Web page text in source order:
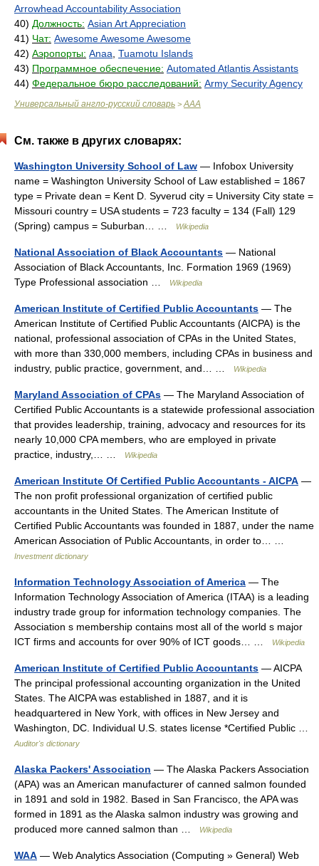
Arrowhead Accountability Association
40) Должность: Asian Art Appreciation
41) Чат: Awesome Awesome Awesome
42) Аэропорты: Anaa Tuamotu Islands
43) Программное обеспечение: Automated Atlantis Assistants
44) Федеральное бюро расследований: Army Security Agency
Универсальный англо-русский словарь > AAA
См. также в других словарях:
Washington University School of Law — Infobox University
name = Washington University School of Law established = 1867
type = Private dean = Kent D. Syverud city = University City state =
Missouri country = USA students = 723 faculty = 134 (Fall) 129
(Spring) campus = Suburban… …
Wikipedia
National Association of Black Accountants — National
Association of Black Accountants, Inc. Formation 1969 (1969)
Type Professional association …
Wikipedia
American Institute of Certified Public Accountants — The
American Institute of Certified Public Accountants (AICPA) is the
national, professional association of CPAs in the United States,
with more than 330,000 members, including CPAs in business and
industry, public practice, government, and… …
Wikipedia
Maryland Association of CPAs — The Maryland Association of
Certified Public Accountants is a statewide professional association
that provides leadership, training, advocacy and resources for its
nearly 10,000 CPA members, who are employed in private
practice, industry,… …
Wikipedia
American Institute Of Certified Public Accountants - AICPA —
The non profit professional organization of certified public
accountants in the United States. The American Institute of
Certified Public Accountants was founded in 1887, under the name
American Association of Public Accountants, in order to… …
Investment dictionary
Information Technology Association of America — The
Information Technology Association of America (ITAA) is a leading
industry trade group for information technology companies. The
Association s membership contains most all of the world s major
ICT firms and accounts for over 90% of ICT goods… …
Wikipedia
American Institute of Certified Public Accountants — AICPA
The principal professional accounting organization in the United
States. The AICPA was established in 1887, and it is
headquartered in New York, with offices in New Jersey and
Washington, DC. Individual U.S. states license *Certified Public …
Auditor's dictionary
Alaska Packers' Association — The Alaska Packers Association
(APA) was an American manufacturer of canned salmon founded
in 1891 and sold in 1982. Based in San Francisco, the APA was
formed in 1891 as the Alaska salmon industry was growing and
produced more canned salmon than …
Wikipedia
WAA — Web Analytics Association (Computing » General) Web